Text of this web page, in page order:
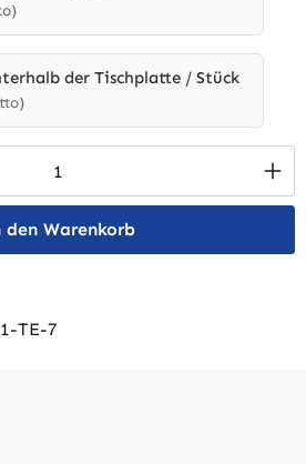
der Tischplatte / Stück
Gib den gewünschten
Warenkorb
TE-7